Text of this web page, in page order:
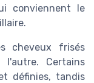
conviennent le
cheveux frisés
Certains
définies, tandis